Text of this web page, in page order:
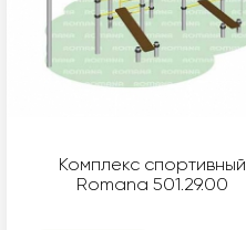
Комплекс спортивный
Romana 501.29.00